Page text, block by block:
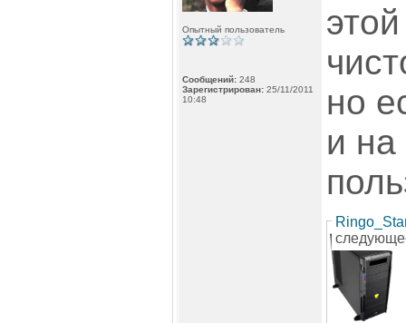
Опытный пользователь
Сообщений: 248
Зарегистрирован: 25/11/2011
10:48
но
и на